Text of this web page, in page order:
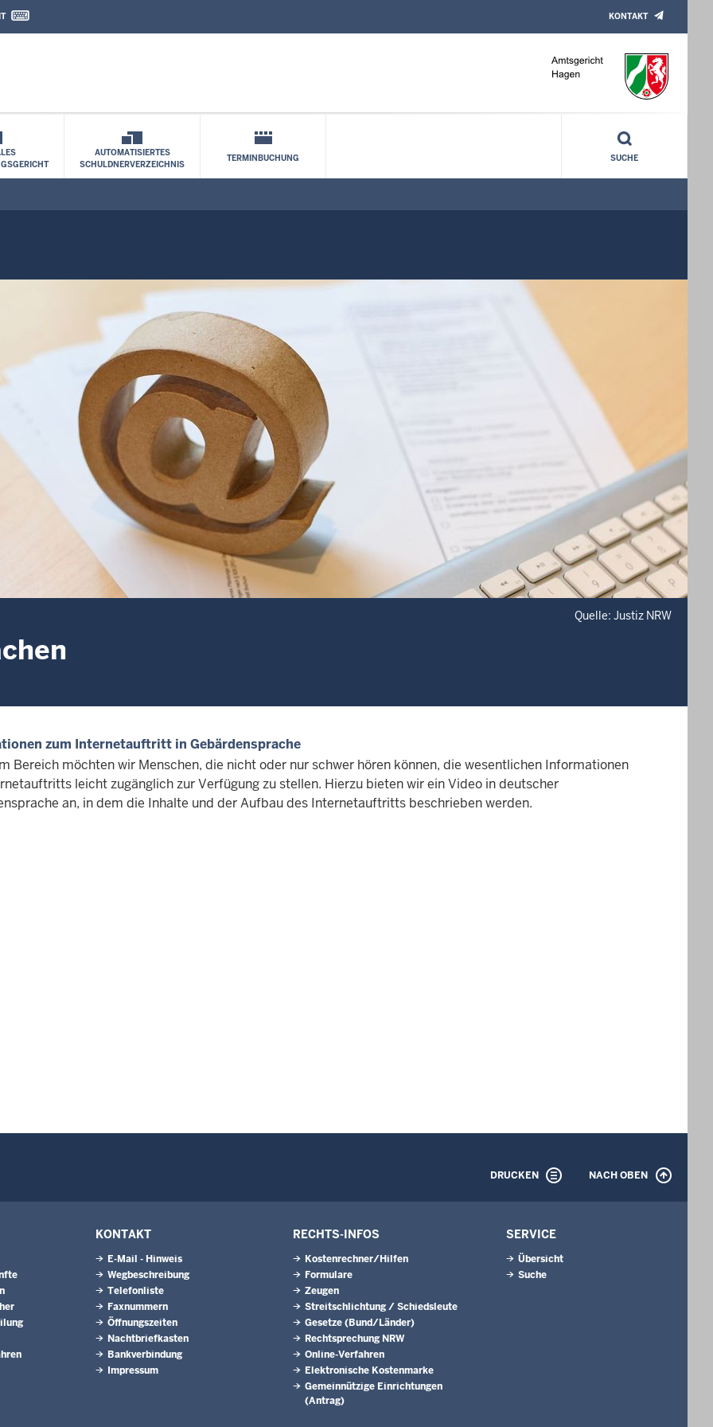
Kontaktformular
KONTAKT
AUTOMATISIERTES
SCHULDNERVERZEICHNIS
TERMINBUCHUNG SUCHE
Quelle: Justiz NRW
zum Internetauftritt in Gebärdensprache
Bereich möchten wir Menschen, die nicht oder nur schwer hören können, die wesentlichen Informationen
leicht zugänglich zur Verfügung zu stellen. Hierzu bieten wir ein Video in deutscher
an, in dem die Inhalte und der Aufbau des Internetauftritts beschrieben werden.
DRUCKEN NACH OBEN
KONTAKT
E-Mail - Hinweis
Wegbeschreibung
Telefonliste
Faxnummern
Öffnungszeiten
Nachtbriefkasten
Bankverbindung
Impressum
RECHTS-INFOS
Kostenrechner/Hilfen
Formulare
Zeugen
Streitschlichtung / Schiedsleute
Gesetze (Bund/Länder)
Rechtsprechung NRW
Online-Verfahren
Elektronische Kostenmarke
Gemeinnützige Einrichtungen
(Antrag)
SERVICE
Übersicht
Suche